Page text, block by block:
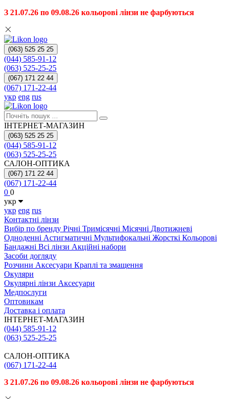
З 21.07.26 по 09.08.26 кольорові лінзи не фарбуються
(063) 525 25 25
(044) 585-91-12
(063) 525-25-25
(067) 171 22 44
(067) 171-22-44
укр eng rus
ІНТЕРНЕТ-МАГАЗИН
(063) 525 25 25
(044) 585-91-12
(063) 525-25-25
САЛОН-ОПТИКА
(067) 171 22 44
(067) 171-22-44
0 0
укр
укр eng rus
Контактні лінзи
Вибiр по бренду Річні Тримісячні Місячні Двотижневі
Одноденні Астигматичні Мультифокальні Жорсткі Кольорові
Бандажні Всі лінзи Акційні набори
Засоби догляду
Розчини Аксесуари Краплі та змащення
Окуляри
Окулярні лінзи Аксесуари
Медпослуги
Оптовикам
Доставка і оплата
ІНТЕРНЕТ-МАГАЗИН
(044) 585-91-12
(063) 525-25-25
САЛОН-ОПТИКА
(067) 171-22-44
З 21.07.26 по 09.08.26 кольорові лінзи не фарбуються